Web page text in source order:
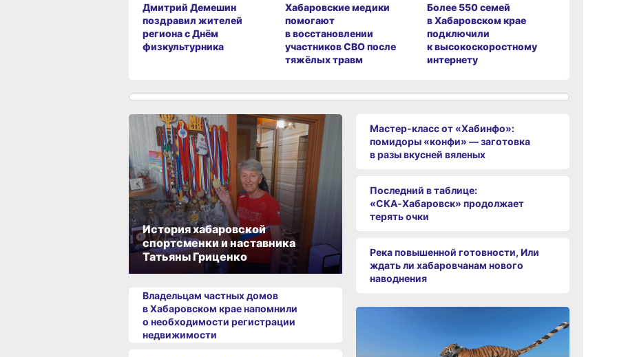
Дмитрий Демешин
поздравил жителей
региона с Днём
физкультурника
Хабаровские медики
помогают
в восстановлении
участников СВО после
тяжёлых травм
Более 550 семей
в Хабаровском крае
подключили
к высокоскоростному
интернету
История хабаровской
спортсменки и наставника
Татьяны Гриценко
Владельцам частных домов
в Хабаровском крае напомнили
о необходимости регистрации
недвижимости
Мастер-класс от «Хабинфо»:
помидоры «конфи» — заготовка
в разы вкусней вяленых
Последний в таблице:
«СКА‑Хабаровск» продолжает
терять очки
Река повышенной готовности, Или
ждать ли хабаровчанам нового
наводнения